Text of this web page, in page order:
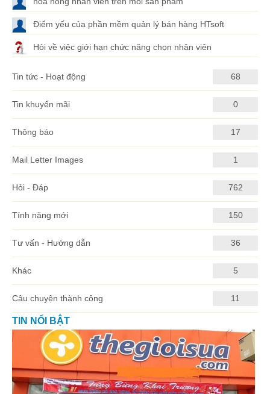
Điểm yếu của phần mềm quản lý bán hàng HTsoft
Hỏi về việc giới hạn chức năng chọn nhân viên
Tin tức - Hoạt động 68
Tin khuyến mãi 0
Thông báo 17
Mail Letter Images 1
Hỏi - Đáp 762
Tính năng mới 150
Tư vấn - Hướng dẫn 36
Khác 5
Câu chuyện thành công 11
TIN NỔI BẬT